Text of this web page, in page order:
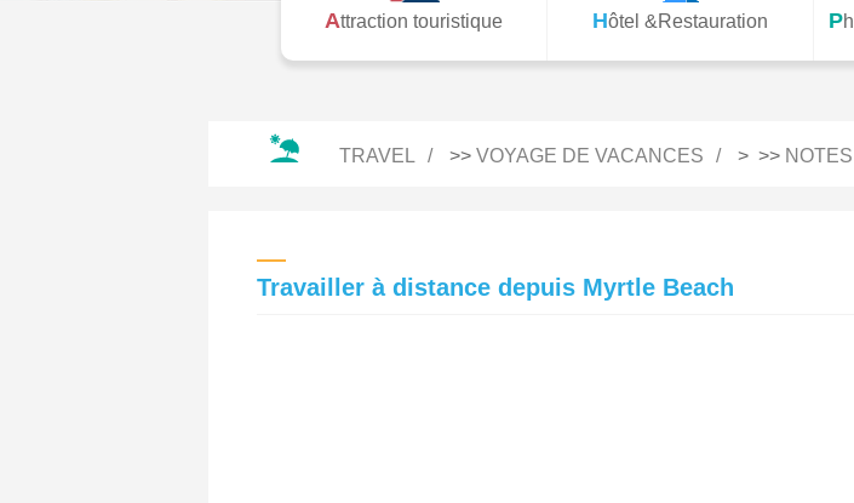
Attraction touristique Hôtel &Restauration
TRAVEL >> VOYAGE DE VACANCES > >>
Travailler à distance depuis Myrtle Beach